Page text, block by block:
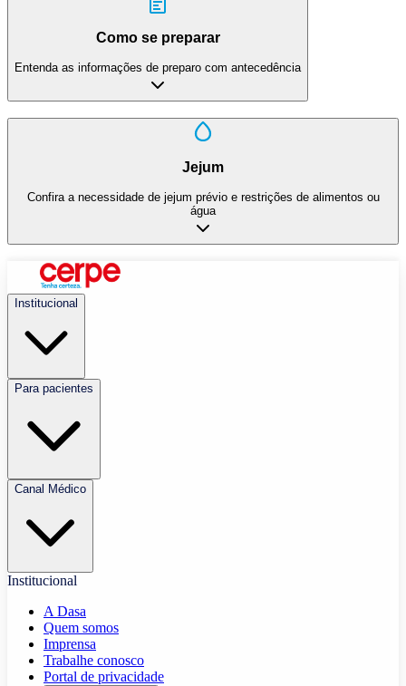
Como se preparar
Entenda as informações de preparo com antecedência
Jejum
Confira a necessidade de jejum prévio e restrições de alimentos ou
água
Institucional
Para pacientes
Canal Médico
Institucional
A Dasa
Quem somos
Imprensa
Trabalhe conosco
Portal de privacidade